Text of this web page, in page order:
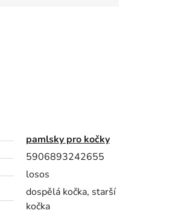
pamlsky pro kočky
5906893242655
losos
dospělá kočka, starší
kočka